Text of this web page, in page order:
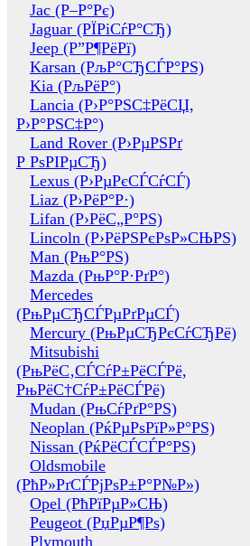
Jac (Р–Р°Рє)
Jaguar (РЇРіСѓР°СЂ)
Jeep (Р”Р¶РёРї)
Karsan (РљР°СЂСЃР°РЅ)
Kia (РљРёР°)
Lancia (Р›Р°РЅС‡РёСЏ,
Р›Р°РЅС‡Р°)
Land Rover (Р›РµРЅРґ
Р РѕРІРµСЂ)
Lexus (Р›РµРєСЃСѓСЃ)
Liaz (Р›РёР°Р·)
Lifan (Р›РёС„Р°РЅ)
Lincoln (Р›РёРЅРєРѕР»СЊРЅ)
Man (РњР°РЅ)
Mazda (РњР°Р·РґР°)
Mercedes
(РњРµСЂСЃРµРґРµСЃ)
Mercury (РњРµСЂРєСѓСЂРё)
Mitsubishi
(РњРёС‚СЃСѓР±РёСЃРё,
РњРёС†СѓР±РёСЃРё)
Mudan (РњСѓРґР°РЅ)
Neoplan (РќРµРѕРїР»Р°РЅ)
Nissan (РќРёСЃСЃР°РЅ)
Oldsmobile
(РћР»РґСЃРјРѕР±Р°Р№Р»)
Opel (РћРїРµР»СЊ)
Peugeot (РџРµР¶Рѕ)
Plymouth